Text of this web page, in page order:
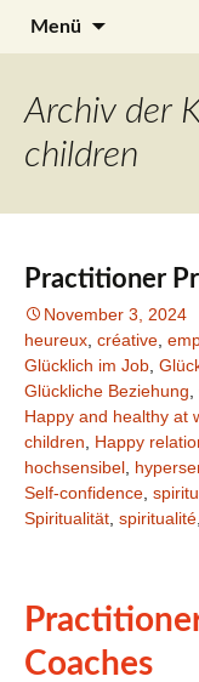
Julia Noyel
Menü
Archiv der
children
Practitioner
November 3, 2024
heureux créative
Glücklich im Job
Glückliche Beziehung
Happy and healthy at
children
Happy
hochsensibel
Self-confidence
Spiritualität spiritualité
Coaches